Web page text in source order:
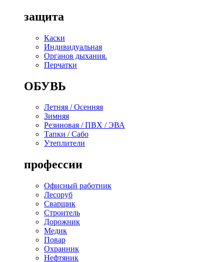
защита
Каски
Индивидуальная
Органов дыхания.
Перчатки
ОБУВЬ
Летняя / Осенняя
Зимняя
Резиновая / ПВХ / ЭВА
Тапки / Сабо
Утеплители
профессии
Офисный работник
Лесоруб
Сварщик
Строитель
Дорожник
Медик
Повар
Охранник
Нефтяник